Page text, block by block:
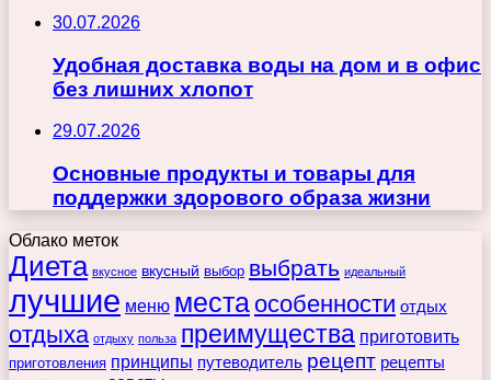
30.07.2026
Удобная доставка воды на дом и в офис
без лишних хлопот
29.07.2026
Основные продукты и товары для
поддержки здорового образа жизни
Облако меток
Диета вкусное вкусный выбор выбрать идеальный
лучшие меню места особенности отдых
отдыха отдыху польза преимущества приготовить
приготовления принципы путеводитель рецепт рецепты